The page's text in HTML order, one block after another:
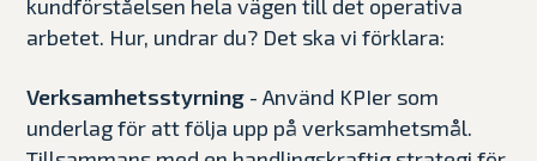
kundförståelsen hela vägen till det operativa
arbetet. Hur, undrar du? Det ska vi förklara:
Verksamhetsstyrning - Använd KPIer som
underlag för att följa upp på verksamhetsmål.